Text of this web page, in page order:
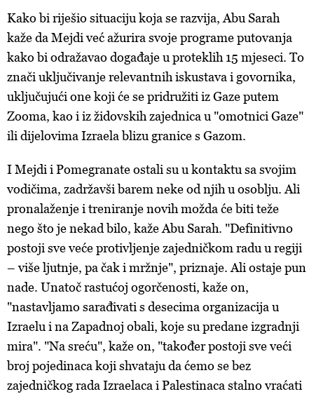
kojem trenutku povući bez negativnih posljedica.
Kako bi riješio situaciju koja se razvija, Abu Sarah
kaže da Mejdi već ažurira svoje programe putovanja
kako bi odražavao događaje u proteklih 15 mjeseci. To
znači uključivanje relevantnih iskustava i govornika,
uključujući one koji će se pridružiti iz Gaze putem
Zooma, kao i iz židovskih zajednica u "omotnici Gaze"
ili dijelovima Izraela blizu granice s Gazom.
I Mejdi i Pomegranate ostali su u kontaktu sa svojim
vodičima, zadržavši barem neke od njih u osoblju. Ali
pronalaženje i treniranje novih možda će biti teže
nego što je nekad bilo, kaže Abu Sarah. "Definitivno
postoji sve veće protivljenje zajedničkom radu u regiji
– više ljutnje, pa čak i mržnje", priznaje. Ali ostaje pun
nade. Unatoč rastućoj ogorčenosti, kaže on,
"nastavljamo sarađivati ​​s desecima organizacija u
Izraelu i na Zapadnoj obali, koje su predane izgradnji
mira". "Na sreću", kaže on, "također postoji sve veći
broj pojedinaca koji shvataju da ćemo se bez
zajedničkog rada Izraelaca i Palestinaca stalno vraćati